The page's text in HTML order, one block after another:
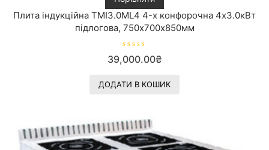
Плита індукційна ТМІ3.0ML4 4-х конфорочна 4х3.0кВт
підлогова, 750х700х850мм
О
ц
е
н
5
39,000.00₴
ДОДАТИ В КОШИК